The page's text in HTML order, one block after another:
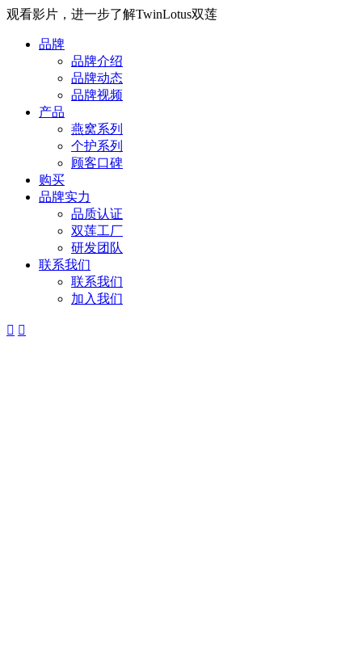
观看影片，进一步了解TwinLotus双莲
品牌
品牌介绍
品牌动态
品牌视频
产品
燕窝系列
个护系列
顾客口碑
购买
品牌实力
品质认证
双莲工厂
研发团队
联系我们
联系我们
加入我们
 